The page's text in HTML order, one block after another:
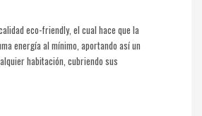
eco-friendly, el cual hace que la
energía al mínimo, aportando así un
habitación, cubriendo sus